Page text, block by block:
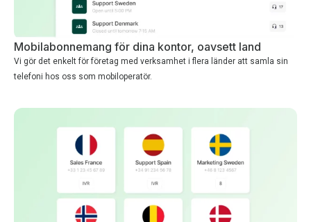
Mobilabonnemang för dina kontor, oavsett land
Vi gör det enkelt för företag med verksamhet i flera länder att samla sin
telefoni hos oss som mobiloperatör.